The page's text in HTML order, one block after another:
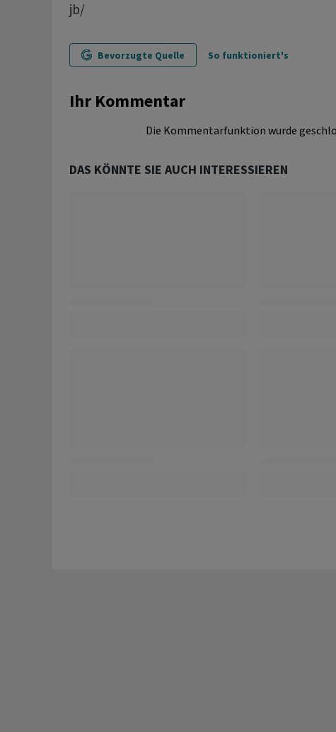
jb/
Bevorzugte Quelle So funktioniert's
Ihr Kommentar
Die Kommentarfunktion wurde
DAS KÖNNTE SIE AUCH INTERESSIEREN